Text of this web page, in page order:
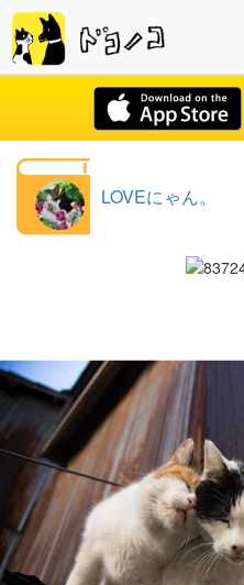
LOVEにゃん。